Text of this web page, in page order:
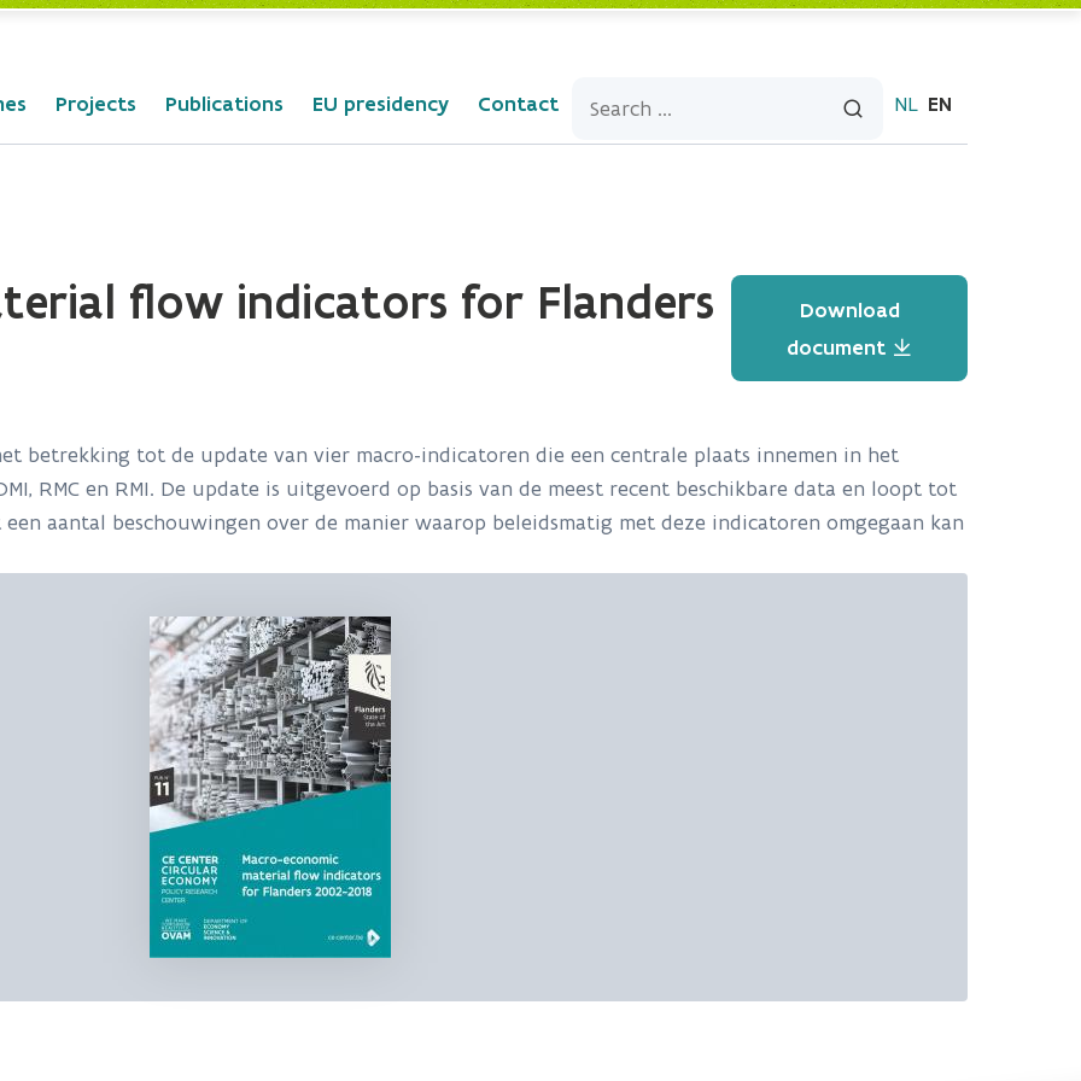
Projects Publications EU presidency Contact NL EN
flow indicators for Flanders
Download
document
betrekking tot de update van vier macro-indicatoren die een centrale plaats innemen in het
RMC en RMI. De update is uitgevoerd op basis van de meest recent beschikbare data en loopt tot
aantal beschouwingen over de manier waarop beleidsmatig met deze indicatoren omgegaan kan